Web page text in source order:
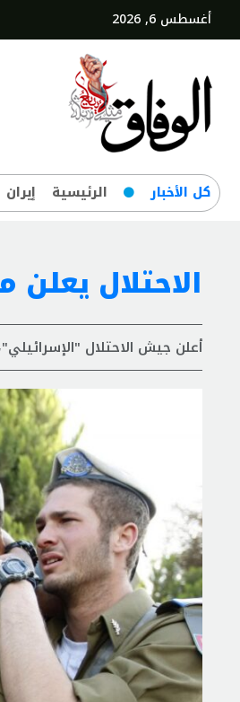
أغسطس 6, 2026
کل‌ الأخبار الرئيسية إيران
الاحتلال يعلن مقتل 5 جنود في معارك
أعلن جيش الاحتلال "الإسرائيلي"، مساء الاثنين 13/1/2025م، مقتل 5